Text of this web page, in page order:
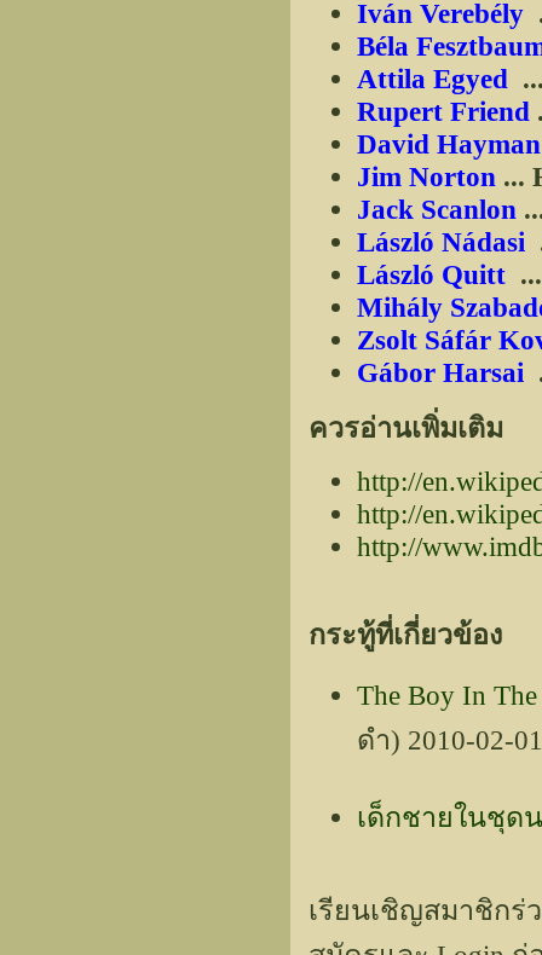
Iván Verebély
Béla
Attila Egyed
Rupert Friend
David Hayman
Jim Norton ...
Jack Scanlon
László Nádasi
László Quitt
Mihály
Zsolt Sáfár
Gábor Harsai
ควรอ่านเพิ่มเติม
http://
http://
http://
กระทู้ที่เกี่ยวข้อง
The Boy In
ดำ) 2010-02-01
เด็กชายในชุด
เรียนเชิญสมาชิกร่